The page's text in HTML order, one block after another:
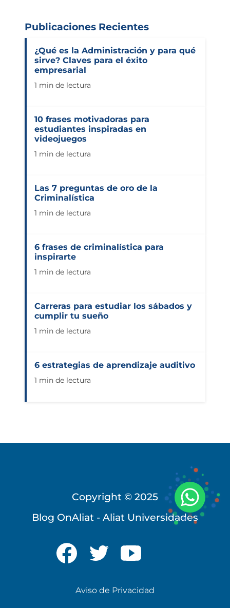
Publicaciones Recientes
¿Qué es la Administración y para qué
sirve? Claves para el éxito
empresarial
1 min de lectura
10 frases motivadoras para
estudiantes inspiradas en
videojuegos
1 min de lectura
Las 7 preguntas de oro de la
Criminalística
1 min de lectura
6 frases de criminalística para
inspirarte
1 min de lectura
Carreras para estudiar los sábados y
cumplir tu sueño
1 min de lectura
6 estrategias de aprendizaje auditivo
1 min de lectura
Copyright © 2025
Blog OnAliat - Aliat Universidades
Aviso de Privacidad